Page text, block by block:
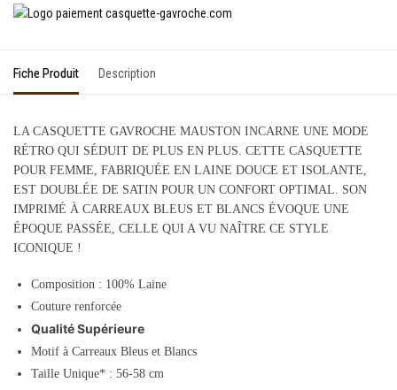
Fiche Produit Description
LA CASQUETTE GAVROCHE MAUSTON INCARNE UNE MODE
RÉTRO QUI SÉDUIT DE PLUS EN PLUS. CETTE CASQUETTE
POUR FEMME, FABRIQUÉE EN LAINE DOUCE ET ISOLANTE,
EST DOUBLÉE DE SATIN POUR UN CONFORT OPTIMAL. SON
IMPRIMÉ À CARREAUX BLEUS ET BLANCS ÉVOQUE UNE
ÉPOQUE PASSÉE, CELLE QUI A VU NAÎTRE CE STYLE
ICONIQUE !
Composition : 100% Laine
Couture renforcée
Qualité Supérieure
Motif à Carreaux Bleus et Blancs
Taille Unique* : 56-58 cm